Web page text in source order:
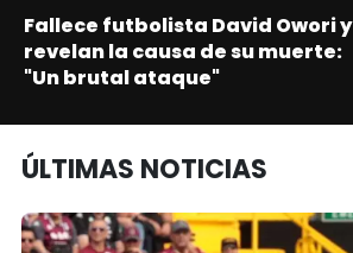
Fallece futbolista David Owori y
revelan la causa de su muerte:
"Un brutal ataque"
ÚLTIMAS NOTICIAS